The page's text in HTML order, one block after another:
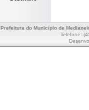
Prefeitura do Município de
Telefone: